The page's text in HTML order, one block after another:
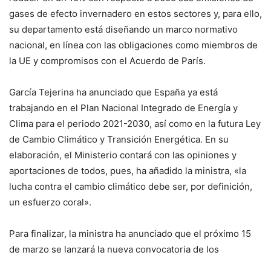
gases de efecto invernadero en estos sectores y, para ello,
su departamento está diseñando un marco normativo
nacional, en línea con las obligaciones como miembros de
la UE y compromisos con el Acuerdo de París.
García Tejerina ha anunciado que España ya está
trabajando en el Plan Nacional Integrado de Energía y
Clima para el periodo 2021-2030, así como en la futura Ley
de Cambio Climático y Transición Energética. En su
elaboración, el Ministerio contará con las opiniones y
aportaciones de todos, pues, ha añadido la ministra, «la
lucha contra el cambio climático debe ser, por definición,
un esfuerzo coral».
Para finalizar, la ministra ha anunciado que el próximo 15
de marzo se lanzará la nueva convocatoria de los